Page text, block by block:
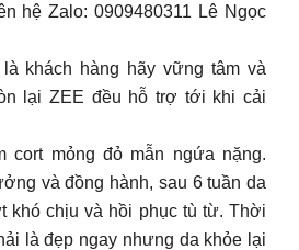
hệ Zalo: 0909480311 Lê Ngọc
khách hàng hãy vững tâm và
lại ZEE đều hỗ trợ tới khi cải
cort mỏng đỏ mẫn ngứa nặng.
và đồng hành, sau 6 tuần da
khó chịu và hồi phục tù từ. Thời
là đẹp ngay nhưng da khỏe lại